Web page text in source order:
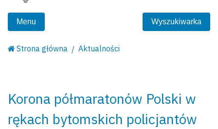
Menu Wyszukiwarka
Strona główna Aktualności
Korona półmaratonów Polski w
rękach bytomskich policjantów